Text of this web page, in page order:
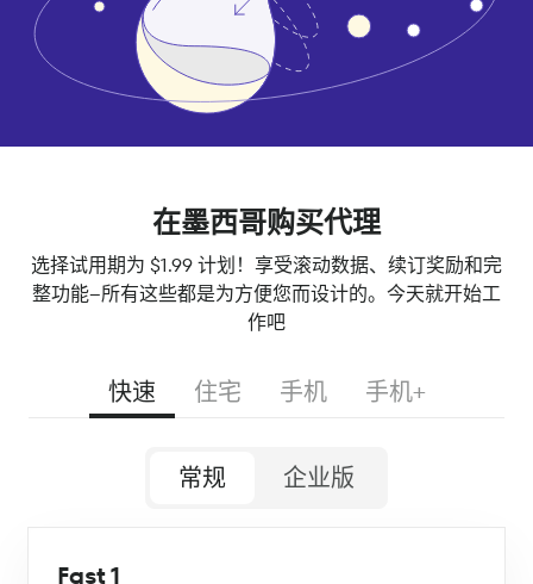
在墨西哥购买代理
选择试用期为 $1.99 计划！享受滚动数据、续订奖励和完
整功能--所有这些都是为方便您而设计的。今天就开始工
作吧
快速 住宅 手机 手机+
常规 企业版
Fast 1